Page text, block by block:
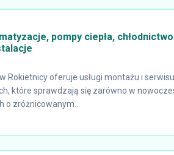
pompy ciepła, chłodnictwo
Rokietnicy oferuje usługi montażu i
które sprawdzają się zarówno w
o zróżnicowanym...